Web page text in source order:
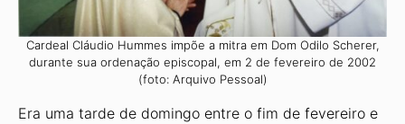
Cardeal Cláudio Hummes impõe a mitra em Dom Odilo Scherer,
durante sua ordenação episcopal, em 2 de fevereiro de 2002
(foto: Arquivo Pessoal)
Era uma tarde de domingo entre o fim de fevereiro e